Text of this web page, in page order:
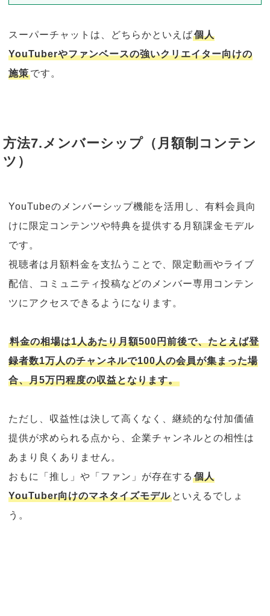
スーパーチャットは、どちらかといえば個人
YouTuberやファンベースの強いクリエイター向けの
施策です。
方法7.メンバーシップ（月額制コンテン
ツ）
YouTubeのメンバーシップ機能を活用し、有料会員向
けに限定コンテンツや特典を提供する月額課金モデル
です。
視聴者は月額料金を支払うことで、限定動画やライブ
配信、コミュニティ投稿などのメンバー専用コンテン
ツにアクセスできるようになります。
料金の相場は1人あたり月額500円前後で、たとえば登
録者数1万人のチャンネルで100人の会員が集まった場
合、月5万円程度の収益となります。
ただし、収益性は決して高くなく、継続的な付加価値
提供が求められる点から、企業チャンネルとの相性は
あまり良くありません。
おもに「推し」や「ファン」が存在する個人
YouTuber向けのマネタイズモデル といえるでしょ
う。